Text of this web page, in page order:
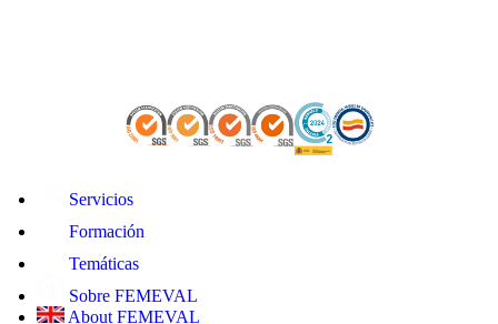
Servicios
Formación
Temáticas
Sobre FEMEVAL
About FEMEVAL